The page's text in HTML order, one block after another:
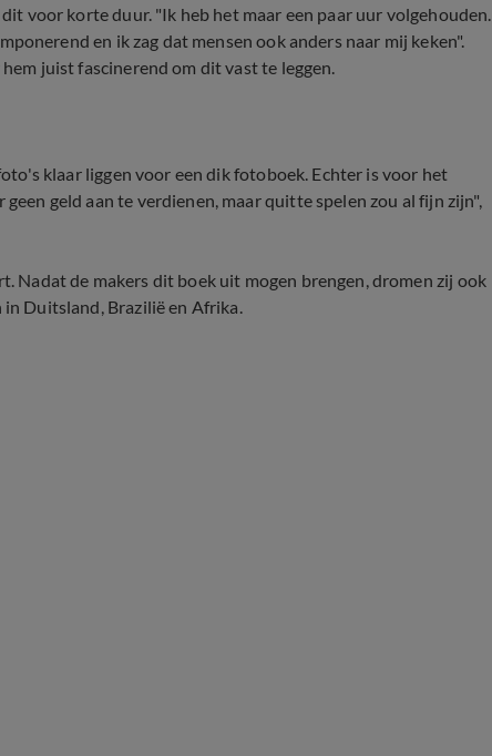
voor korte duur. "Ik heb het maar een paar uur volgehouden.
en ik zag dat mensen ook anders naar mij keken".
juist fascinerend om dit vast te leggen.
klaar liggen voor een dik fotoboek. Echter is voor het
geld aan te verdienen, maar quitte spelen zou al fijn zijn",
Nadat de makers dit boek uit mogen brengen, dromen zij ook
Duitsland, Brazilië en Afrika.